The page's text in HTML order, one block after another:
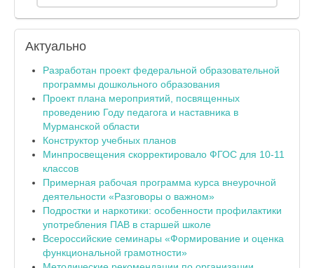
Актуально
Разработан проект федеральной образовательной
программы дошкольного образования
Проект плана мероприятий, посвященных
проведению Году педагога и наставника в
Мурманской области
Конструктор учебных планов
Минпросвещения скорректировало ФГОС для 10-11
классов
Примерная рабочая программа курса внеурочной
деятельности «Разговоры о важном»
Подростки и наркотики: особенности профилактики
употребления ПАВ в старшей школе
Всероссийские семинары «Формирование и оценка
функциональной грамотности»